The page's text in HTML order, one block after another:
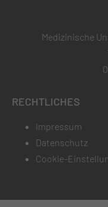
Medizinische
RECHTLICHES
Impressum
Datenschutz
Cookie-